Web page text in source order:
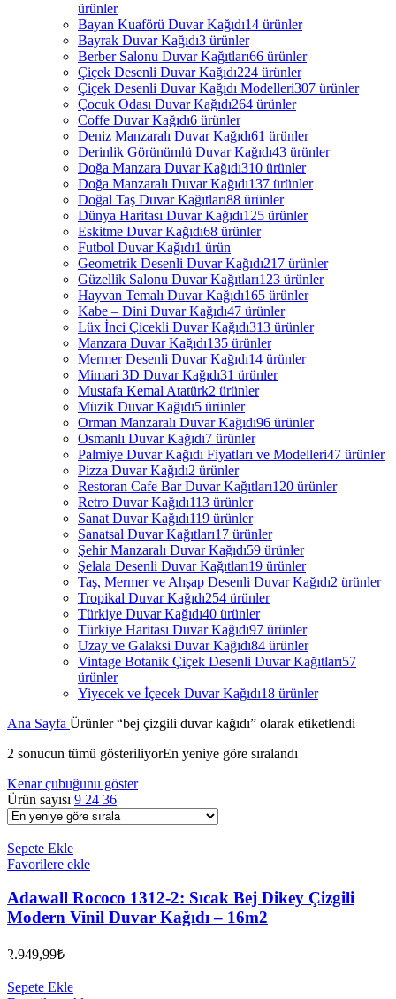
ürünler
Bayan Kuaförü Duvar Kağıdı14 ürünler
Bayrak Duvar Kağıdı3 ürünler
Berber Salonu Duvar Kağıtları66 ürünler
Çiçek Desenli Duvar Kağıdı224 ürünler
Çiçek Desenli Duvar Kağıdı Modelleri307 ürünler
Çocuk Odası Duvar Kağıdı264 ürünler
Coffe Duvar Kağıdı6 ürünler
Deniz Manzaralı Duvar Kağıdı61 ürünler
Derinlik Görünümlü Duvar Kağıdı43 ürünler
Doğa Manzara Duvar Kağıdı310 ürünler
Doğa Manzaralı Duvar Kağıdı137 ürünler
Doğal Taş Duvar Kağıtları88 ürünler
Dünya Haritası Duvar Kağıdı125 ürünler
Eskitme Duvar Kağıdı68 ürünler
Futbol Duvar Kağıdı1 ürün
Geometrik Desenli Duvar Kağıdı217 ürünler
Güzellik Salonu Duvar Kağıtları123 ürünler
Hayvan Temalı Duvar Kağıdı165 ürünler
Kabe – Dini Duvar Kağıdı47 ürünler
Lüx İnci Çicekli Duvar Kağıdı313 ürünler
Manzara Duvar Kağıdı135 ürünler
Mermer Desenli Duvar Kağıdı14 ürünler
Mimari 3D Duvar Kağıdı31 ürünler
Mustafa Kemal Atatürk2 ürünler
Müzik Duvar Kağıdı5 ürünler
Orman Manzaralı Duvar Kağıdı96 ürünler
Osmanlı Duvar Kağıdı7 ürünler
Palmiye Duvar Kağıdı Fiyatları ve Modelleri47 ürünler
Pizza Duvar Kağıdı2 ürünler
Restoran Cafe Bar Duvar Kağıtları120 ürünler
Retro Duvar Kağıdı113 ürünler
Sanat Duvar Kağıdı119 ürünler
Sanatsal Duvar Kağıtları17 ürünler
Şehir Manzaralı Duvar Kağıdı59 ürünler
Şelala Desenli Duvar Kağıtları19 ürünler
Taş, Mermer ve Ahşap Desenli Duvar Kağıdı2 ürünler
Tropikal Duvar Kağıdı254 ürünler
Türkiye Duvar Kağıdı40 ürünler
Türkiye Haritası Duvar Kağıdı97 ürünler
Uzay ve Galaksi Duvar Kağıdı84 ürünler
Vintage Botanik Çiçek Desenli Duvar Kağıtları57
ürünler
Yiyecek ve İçecek Duvar Kağıdı18 ürünler
Ana Sayfa Ürünler “bej çizgili duvar kağıdı” olarak etiketlendi
2 sonucun tümü gösteriliyorEn yeniye göre sıralandı
Kenar çubuğunu göster
Ürün sayısı 9 24 36
Sepete Ekle
Favorilere ekle
Adawall Rococo 1312-2: Sıcak Bej Dikey Çizgili
Modern Vinil Duvar Kağıdı – 16m2
2.949,99₺
Sepete Ekle